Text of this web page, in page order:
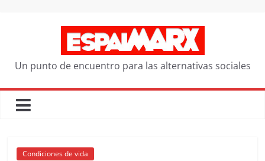
Un punto de encuentro para las alternativas sociales
Condiciones de vida